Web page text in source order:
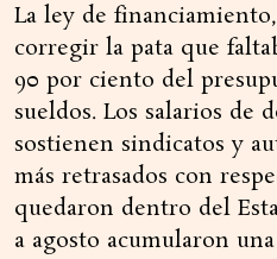
La ley de
corregir la pata que
90 por ciento del
sueldos. Los salarios de
sostienen sindicatos y
más retrasados con
quedaron dentro del
a agosto acumularon